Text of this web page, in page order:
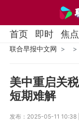
首页 即时 焦点
联合早报中文网
美中重启关
短期难解
发布：2025-05-11 10:38 |